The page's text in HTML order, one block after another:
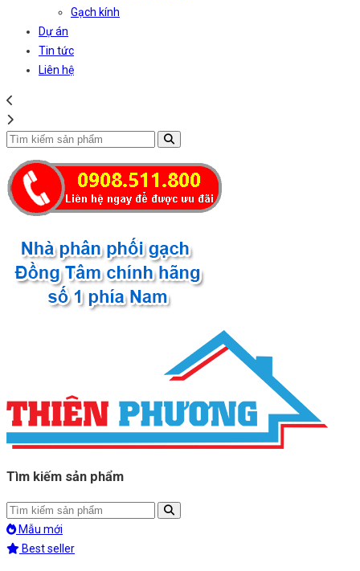
Gạch kính
Dự án
Tin tức
Liên hệ
Tìm kiếm sản phẩm
Mẫu mới
Best seller